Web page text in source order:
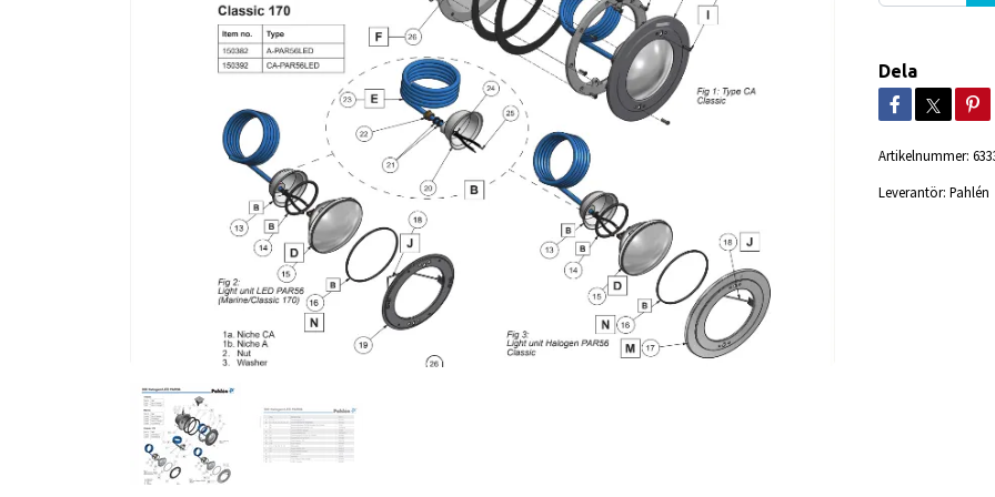
Dela
Artikelnummer:
Leverantör: Pahlén